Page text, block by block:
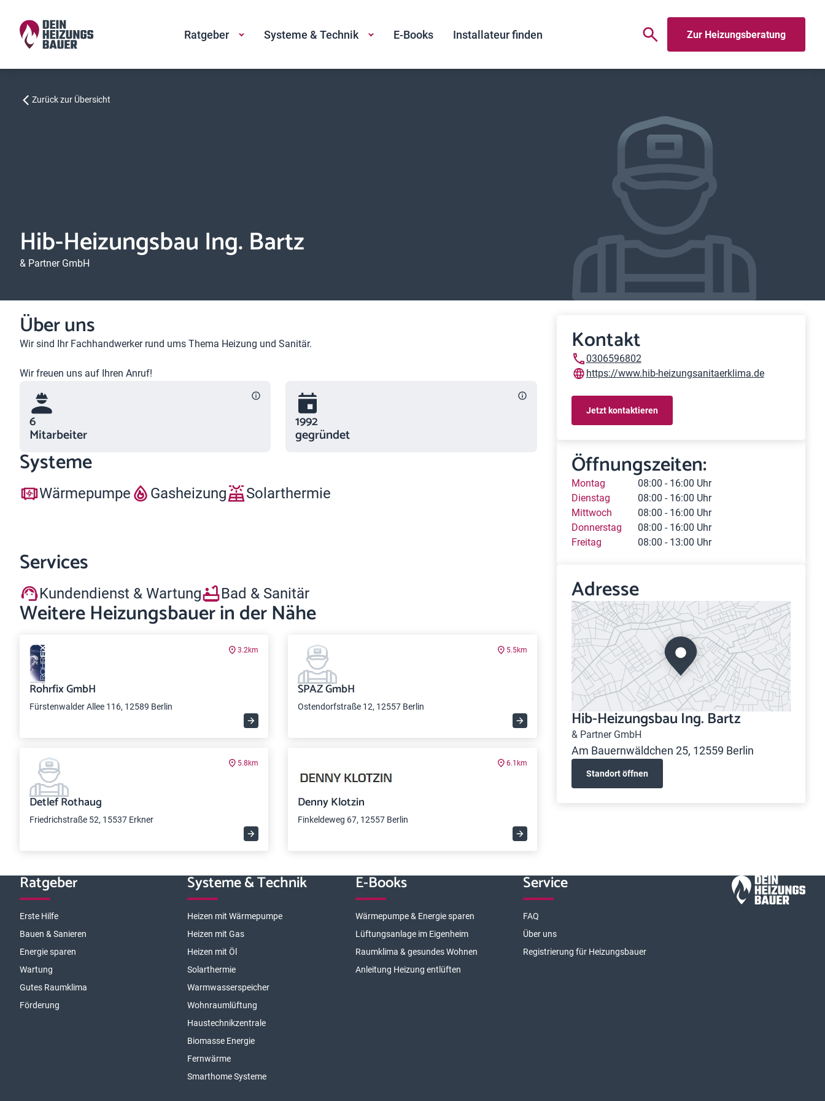
Ratgeber Systeme & Technik E-Books Installateur finden Zur Heizungsberatung
Zurück zur Übersicht
Hib-Heizungsbau Ing. Bartz
& Partner GmbH
Über uns
Wir sind Ihr Fachhandwerker rund ums Thema Heizung und Sanitär.
Wir freuen uns auf Ihren Anruf!
6
Mitarbeiter
1992
gegründet
Systeme
Wärmepumpe Gasheizung Solarthermie
Services
Kundendienst & Wartung Bad & Sanitär
Weitere Heizungsbauer in der Nähe
3.2km
Rohrfix GmbH
Fürstenwalder Allee 116, 12589 Berlin
5.5km
SPAZ GmbH
Ostendorfstraße 12, 12557 Berlin
5.8km
Detlef Rothaug
Friedrichstraße 52, 15537 Erkner
6.1km
Denny Klotzin
Finkeldeweg 67, 12557 Berlin
Kontakt
0306596802
https://www.hib-heizungsanitaerklima.de
Jetzt kontaktieren
Öffnungszeiten:
Montag
08:00 - 16:00 Uhr
Dienstag
08:00 - 16:00 Uhr
Mittwoch
08:00 - 16:00 Uhr
Donnerstag
08:00 - 16:00 Uhr
Freitag
08:00 - 13:00 Uhr
Adresse
Hib-Heizungsbau Ing. Bartz
& Partner GmbH
Am Bauernwäldchen 25, 12559 Berlin
Standort öffnen
Ratgeber
Erste Hilfe
Bauen & Sanieren
Energie sparen
Wartung
Gutes Raumklima
Förderung
Systeme & Technik
Heizen mit Wärmepumpe
Heizen mit Gas
Heizen mit Öl
Solarthermie
Warmwasserspeicher
Wohnraumlüftung
Haustechnikzentrale
Biomasse Energie
Fernwärme
Smarthome Systeme
E-Books
Wärmepumpe & Energie sparen
Lüftungsanlage im Eigenheim
Raumklima & gesundes Wohnen
Anleitung Heizung entlüften
Service
FAQ
Über uns
Registrierung für Heizungsbauer